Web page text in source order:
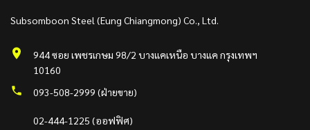
Subsomboon Steel (Eung Chiangmong) Co., Ltd.
944 ซอย เพชรเกษม 98/2 บางแคเหนือ บางแค กรุงเทพฯ
10160
093-508-2999 (ฝ่ายขาย)
02-444-1225 (ออฟฟิศ)